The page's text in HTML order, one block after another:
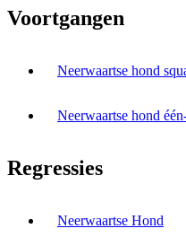
Voortgangen
Neerwaartse hond
Neerwaartse hond
Regressies
Neerwaartse Hond